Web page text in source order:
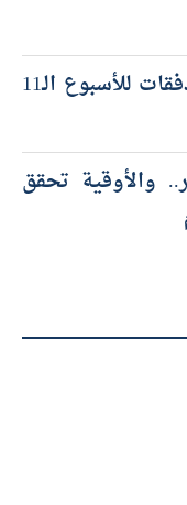
مصر.. والأوقية تحقق